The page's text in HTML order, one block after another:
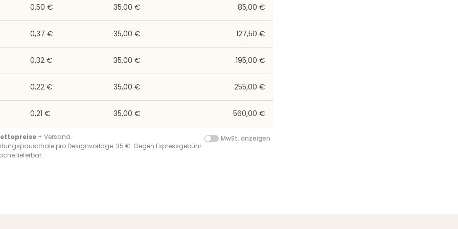
0,50 € 35,00 € 85,00 €
0,37 € 35,00 € 127,50 €
0,32 € 35,00 € 195,00 €
0,22 € 35,00 € 255,00 €
0,21 € 35,00 € 560,00 €
+ Versand.
pro Designvorlage: 35 €. Gegen Expressgebühr
lieferbar.
MwSt. anzeigen